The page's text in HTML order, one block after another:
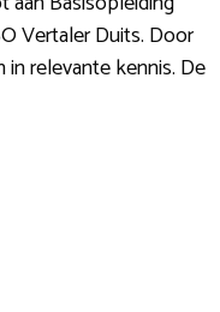
Vertaler Duits. Door
relevante kennis. De